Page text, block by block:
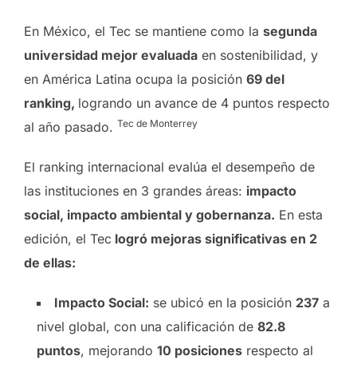
En México, el Tec se mantiene como la segunda
universidad mejor evaluada en sostenibilidad, y
en América Latina ocupa la posición 69 del
ranking, logrando un avance de 4 puntos respecto
al año pasado. Tec de Monterrey
El ranking internacional evalúa el desempeño de
las instituciones en 3 grandes áreas: impacto
social, impacto ambiental y gobernanza. En esta
edición, el Tec logró mejoras significativas en 2
de ellas:
Impacto Social: se ubicó en la posición 237 a
nivel global, con una calificación de 82.8
puntos, mejorando 10 posiciones respecto al